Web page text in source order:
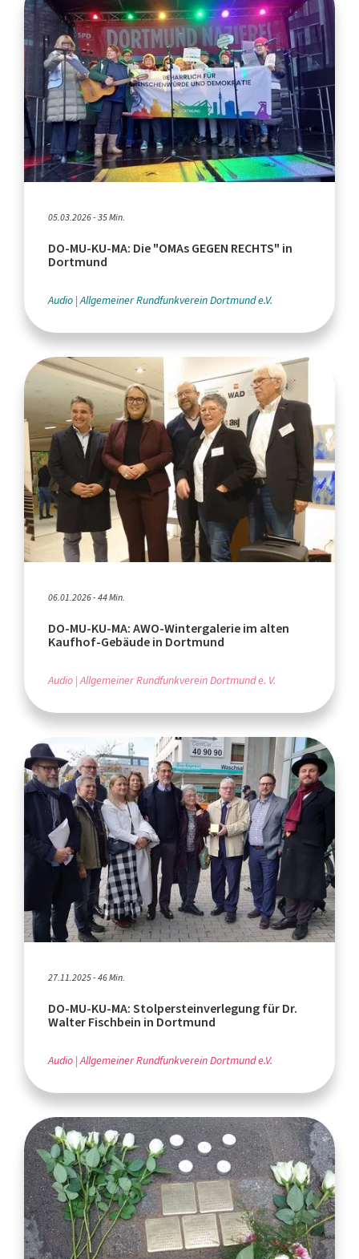
05.03.2026 - 35 Min.
DO-MU-KU-MA: Die "OMAs GEGEN RECHTS" in
Dortmund
Audio Allgemeiner Rundfunkverein Dortmund e.V.
06.01.2026 - 44 Min.
DO-MU-KU-MA: AWO-Wintergalerie im alten
Kaufhof-Gebäude in Dortmund
Audio Allgemeiner Rundfunkverein Dortmund e. V.
27.11.2025 - 46 Min.
DO-MU-KU-MA: Stolpersteinverlegung für Dr.
Walter Fischbein in Dortmund
Audio Allgemeiner Rundfunkverein Dortmund e.V.